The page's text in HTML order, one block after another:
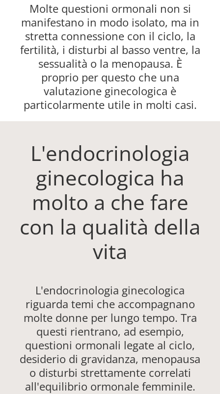
Molte questioni ormonali non si
manifestano in modo isolato, ma in
stretta connessione con il ciclo, la
fertilità, i disturbi al basso ventre, la
sessualità o la menopausa. È
proprio per questo che una
valutazione ginecologica è
particolarmente utile in molti casi.
L'endocrinologia
ginecologica ha
molto a che fare
con la qualità della
vita
L'endocrinologia ginecologica
riguarda temi che accompagnano
molte donne per lungo tempo. Tra
questi rientrano, ad esempio,
questioni ormonali legate al ciclo,
desiderio di gravidanza, menopausa
o disturbi strettamente correlati
all'equilibrio ormonale femminile.